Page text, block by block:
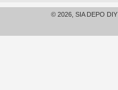
© 2026, SIA DEPO DIY